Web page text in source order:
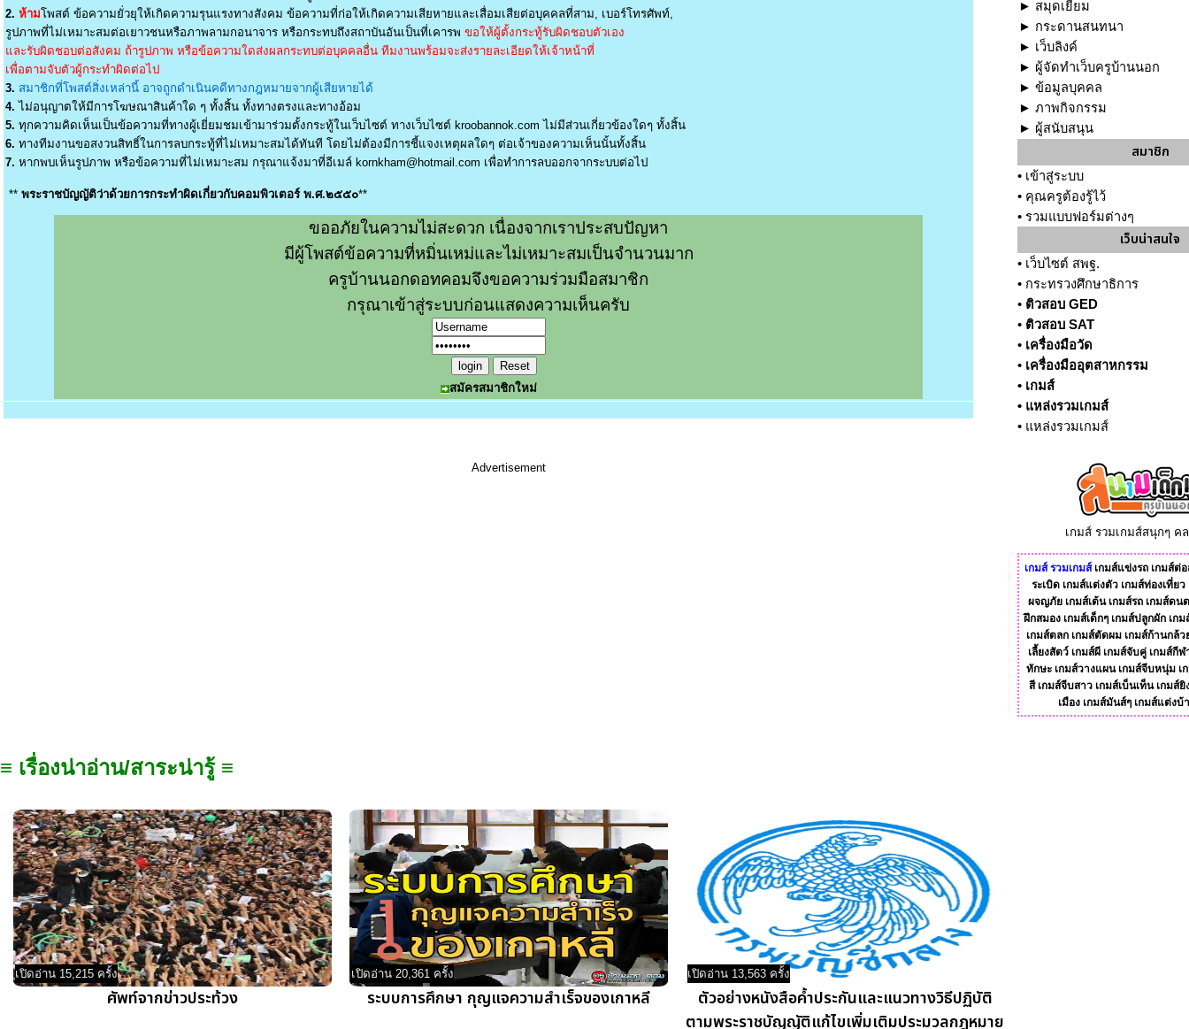
2. ห้ามโพสต์ ข้อความยั่วยุให้เกิดความรุนแรงทางสังคม ข้อความที่ก่อให้เกิดความเสียหายและเสื่อมเสียต่อบุคคลที่สาม, เบอร์โทรศัพท์,
รูปภาพที่ไม่เหมาะสมต่อเยาวชนหรือภาพลามกอนาจาร หรือกระทบถึงสถาบันอันเป็นที่เคารพ ขอให้ผู้ตั้งกระทู้รับผิดชอบตัวเอง
และรับผิดชอบต่อสังคม ถ้ารูปภาพ หรือข้อความใดส่งผลกระทบต่อบุคคลอื่น ทีมงานพร้อมจะส่งรายละเอียดให้เจ้าหน้าที่
เพื่อตามจับตัวผู้กระทำผิดต่อไป
3. สมาชิกที่โพสต์สิ่งเหล่านี้ อาจถูกดำเนินคดีทางกฎหมายจากผู้เสียหายได้
4. ไม่อนุญาตให้มีการโฆษณาสินค้าใด ๆ ทั้งสิ้น ทั้งทางตรงและทางอ้อม
5. ทุกความคิดเห็นเป็นข้อความที่ทางผู้เยี่ยมชมเข้ามาร่วมตั้งกระทู้ในเว็บไซต์ ทางเว็บไซต์ kroobannok.com ไม่มีส่วนเกี่ยวข้องใดๆ ทั้งสิ้น
6. ทางทีมงานขอสงวนสิทธิ์ในการลบกระทู้ที่ไม่เหมาะสมได้ทันที โดยไม่ต้องมีการชี้แจงเหตุผลใดๆ ต่อเจ้าของความเห็นนั้นทั้งสิ้น
7. หากพบเห็นรูปภาพ หรือข้อความที่ไม่เหมาะสม กรุณาแจ้งมาที่อีเมล์ kornkham@hotmail.com เพื่อทำการลบออกจากระบบต่อไป
** พระราชบัญญัติว่าด้วยการกระทำผิดเกี่ยวกับคอมพิวเตอร์ พ.ศ.๒๕๕๐**
ขออภัยในความไม่สะดวก เนื่องจากเราประสบปัญหา
มีผู้โพสต์ข้อความที่หมิ่นเหม่และไม่เหมาะสมเป็นจำนวนมาก
ครูบ้านนอกดอทคอมจึงขอความร่วมมือสมาชิก
กรุณาเข้าสู่ระบบก่อนแสดงความเห็นครับ
สมัครสมาชิกใหม่
Advertisement
≡ เรื่องน่าอ่าน/สาระน่ารู้ ≡
เปิดอ่าน 15,215 ครั้ง
ศัพท์จากข่าวประท้วง
เปิดอ่าน 20,361 ครั้ง
ระบบการศึกษา กุญแจความสำเร็จของเกาหลี
เปิดอ่าน 13,563 ครั้ง
ตัวอย่างหนังสือค้ำประกันและแนวทางวิธีปฏิบัติ
ตามพระราชบัญญัติแก้ไขเพิ่มเติมประมวลกฎหมาย
► สมุดเยี่ยม
► กระดานสนทนา
► เว็บลิงค์
► ผู้จัดทำเว็บครูบ้านนอก
► ข้อมูลบุคคล
► ภาพกิจกรรม
► ผู้สนับสนุน
สมาชิก
• เข้าสู่ระบบ
• คุณครูต้องรู้ไว้
• รวมแบบฟอร์มต่างๆ
เว็บน่าสนใจ
• เว็บไซต์ สพฐ.
• กระทรวงศึกษาธิการ
• ติวสอบ GED
• ติวสอบ SAT
• เครื่องมือวัด
• เครื่องมืออุตสาหกรรม
• เกมส์
• แหล่งรวมเกมส์
• แหล่งรวมเกมส์
เกมส์ รวมเกมส์สนุกๆ ค
เกมส์ รวมเกมส์ เกมส์แข่งรถ เกมส์ต่อ
ระเบิด เกมส์แต่งตัว เกมส์ท่องเที่ยว
ผจญภัย เกมส์เต้น เกมส์รถ เกมส์ดน
ฝึกสมอง เกมส์เด็กๆ เกมส์ปลูกผัก เก
เกมส์ตลก เกมส์ตัดผม เกมส์ก้านกล้ว
เลี้ยงสัตว์ เกมส์ผี เกมส์จับคู่ เกมส์กีฬ
ทักษะ เกมส์วางแผน เกมส์จีบหนุ่ม เ
สี เกมส์จีบสาว เกมส์เบ็นเท็น เกมส์ยิ
เมือง เกมส์มันส์ๆ เกมส์แต่งบ้